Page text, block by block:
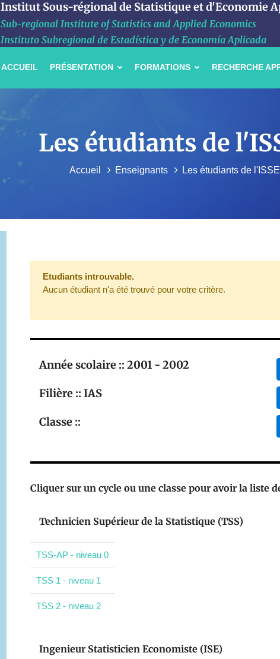
Institut Sous-régional de Statistique et d'Economie
Sub-regional Institute of Statistics and Applied Economics
Instituto Subregional de Estadística y de Economía Aplicada
ACCUEIL PRÉSENTATION FORMATIONS RECHERCHE
Les étudiants de
Accueil Enseignants Les étudiants de
Etudiants introuvable.
Aucun étudiant n'a été trouvé pour votre critère.
Année scolaire :: 2001 - 2002
Filière :: IAS
Classe ::
Cliquer sur un cycle ou une classe pour avoir la liste
Technicien Supérieur de la Statistique (TSS)
TSS-AP - niveau 0
TSS 1 - niveau 1
TSS 2 - niveau 2
Ingenieur Statisticien Economiste (ISE)